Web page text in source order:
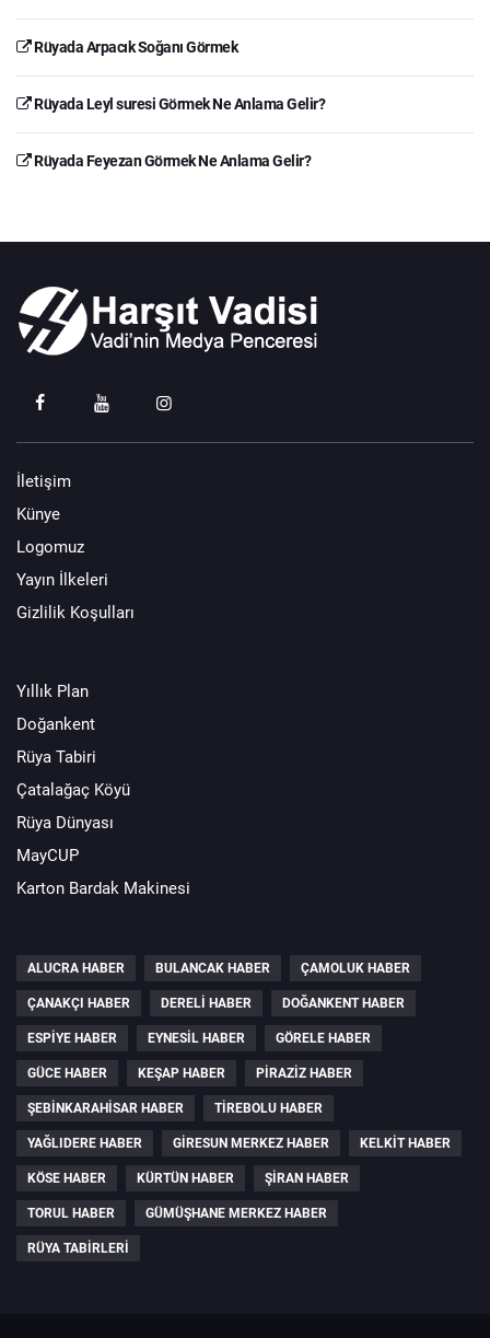
Rüyada Arpacık Soğanı Görmek
Rüyada Leyl suresi Görmek Ne Anlama Gelir?
Rüyada Feyezan Görmek Ne Anlama Gelir?
İletişim
Künye
Logomuz
Yayın İlkeleri
Gizlilik Koşulları
Yıllık Plan
Doğankent
Rüya Tabiri
Çatalağaç Köyü
Rüya Dünyası
MayCUP
Karton Bardak Makinesi
ALUCRA HABER BULANCAK HABER ÇAMOLUK HABER
ÇANAKÇI HABER DERELI HABER DOĞANKENT HABER
ESPIYE HABER EYNESIL HABER GÖRELE HABER
GÜCE HABER KEŞAP HABER PIRAZIZ HABER
ŞEBINKARAHISAR HABER TIREBOLU HABER
YAĞLIDERE HABER GIRESUN MERKEZ HABER KELKIT HABER
KÖSE HABER KÜRTÜN HABER ŞIRAN HABER
TORUL HABER GÜMÜŞHANE MERKEZ HABER
RÜYA TABIRLERI